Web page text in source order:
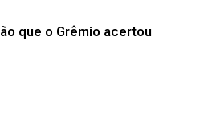
que o Grêmio acertou